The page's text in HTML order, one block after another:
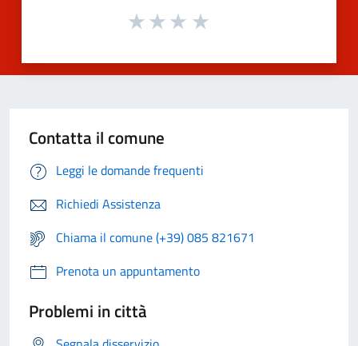
Contatta il comune
Leggi le domande frequenti
Richiedi Assistenza
Chiama il comune (+39) 085 821671
Prenota un appuntamento
Problemi in città